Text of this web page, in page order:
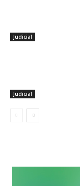
Judicial
Judicial